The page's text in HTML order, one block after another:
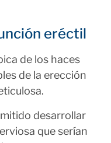
eréctil
de los haces
de la erección
desarrollar
que serían